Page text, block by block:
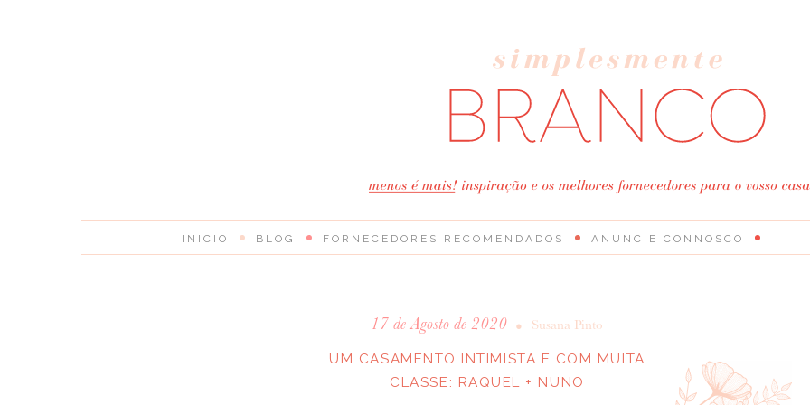
INICIO BLOG FORNECEDORES RECOMENDADOS ANUNCIE CONNOSCO
17 de Agosto de 2020 • Susana Pinto
UM CASAMENTO INTIMISTA E COM MUITA
CLASSE: RAQUEL + NUNO